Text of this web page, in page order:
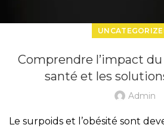
Comprendre l’impact
santé et les
Admin
Le surpoids et l’obésité sont